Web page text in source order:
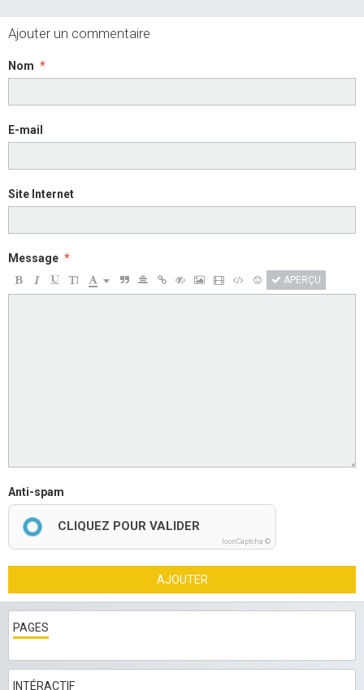
Ajouter un commentaire
Nom
E-mail
Site Internet
Message
APERÇU
Anti-spam
CLIQUEZ POUR VALIDER
IconCaptcha ©
AJOUTER
PAGES
INTÉRACTIF